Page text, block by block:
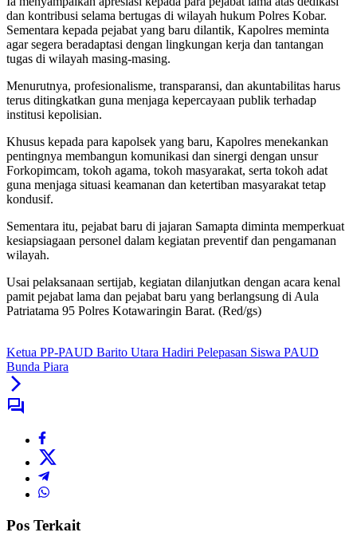
dan kontribusi selama bertugas di wilayah hukum Polres Kobar.
Sementara kepada pejabat yang baru dilantik, Kapolres meminta
agar segera beradaptasi dengan lingkungan kerja dan tantangan
tugas di wilayah masing-masing.
Menurutnya, profesionalisme, transparansi, dan akuntabilitas harus
terus ditingkatkan guna menjaga kepercayaan publik terhadap
institusi kepolisian.
Khusus kepada para kapolsek yang baru, Kapolres menekankan
pentingnya membangun komunikasi dan sinergi dengan unsur
Forkopimcam, tokoh agama, tokoh masyarakat, serta tokoh adat
guna menjaga situasi keamanan dan ketertiban masyarakat tetap
kondusif.
Sementara itu, pejabat baru di jajaran Samapta diminta memperkuat
kesiapsiagaan personel dalam kegiatan preventif dan pengamanan
wilayah.
Usai pelaksanaan sertijab, kegiatan dilanjutkan dengan acara kenal
pamit pejabat lama dan pejabat baru yang berlangsung di Aula
Patriatama 95 Polres Kotawaringin Barat. (Red/gs)
Ketua PP-PAUD Barito Utara Hadiri Pelepasan Siswa PAUD
Bunda Piara
Pos Terkait